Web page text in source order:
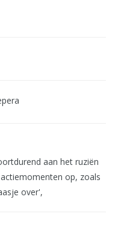
aan het ruziën
op, zoals
over',